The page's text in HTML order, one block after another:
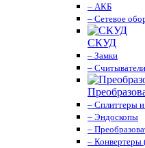
– АКБ
– Сетевое
СКУД
– Замки
–
– Сплиттеры
– Эндоскопы
–
– Конвертеры